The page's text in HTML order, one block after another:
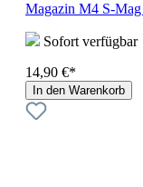
Magazin M4 S-
Sofort verfügbar
14,90 €*
In den Warenkorb